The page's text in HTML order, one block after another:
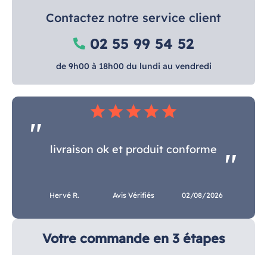
Contactez notre service client
02 55 99 54 52
de 9h00 à 18h00 du lundi au vendredi
Votre commande en 3 étapes
star star star star star
livraison ok et produit conforme
Hervé R. Avis Vérifiés 02/08/2026